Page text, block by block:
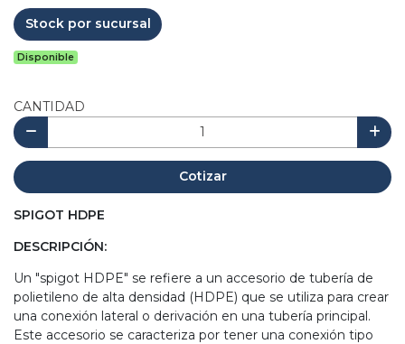
Stock por sucursal
Disponible
CANTIDAD
Cotizar
SPIGOT HDPE
DESCRIPCIÓN:
Un "spigot HDPE" se refiere a un accesorio de tubería de
polietileno de alta densidad (HDPE) que se utiliza para crear
una conexión lateral o derivación en una tubería principal.
Este accesorio se caracteriza por tener una conexión tipo